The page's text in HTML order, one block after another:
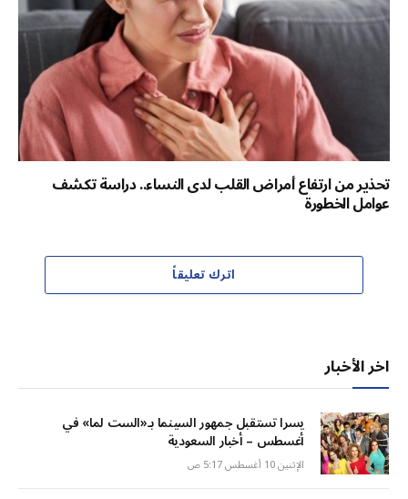
تحذير من ارتفاع أمراض القلب لدى النساء.. دراسة تكشف
عوامل الخطورة
اترك تعليقاً
اخر الأخبار
يسرا تستقبل جمهور السينما بـ«الست لما» في
أغسطس – أخبار السعودية
الإثنين 10 أغسطس 5:17 ص